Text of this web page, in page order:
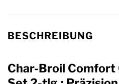
BESCHREIBUNG
Char-Broil Comfort